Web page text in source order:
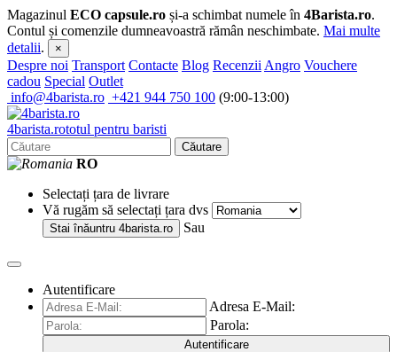
Magazinul ECO capsule.ro și-a schimbat numele în 4Barista.ro.
Contul și comenzile dumneavoastră rămân neschimbate. Mai multe
detalii. ×
Despre noi Transport Contacte Blog Recenzii Angro Vouchere
cadou Special Outlet
info@4barista.ro +421 944 750 100 (9:00-13:00)
4barista.rototul pentru baristi
Căutare
RO
Selectați țara de livrare
Vă rugăm să selectați țara dvs
Stai înăuntru 4barista.ro Sau
Autentificare
Adresa E-Mail:
Parola:
Autentificare